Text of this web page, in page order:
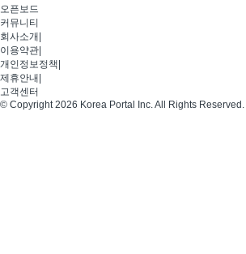
오픈보드
커뮤니티
회사소개
이용약관
개인정보정책
제휴안내
고객센터
© Copyright 2026 Korea Portal Inc. All Rights Reserved.